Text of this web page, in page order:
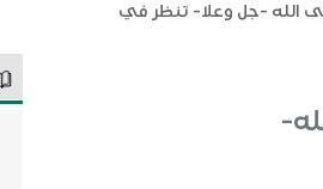
الله -جل وعلا- تنظر في